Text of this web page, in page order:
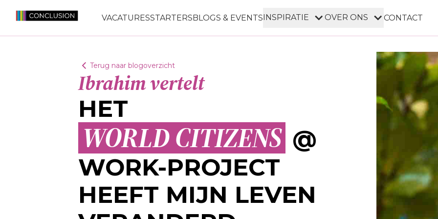
VACATURESSTARTERSBLOGS & EVENTSINSPIRATIE OVER ONS CONTACT
Terug naar blogoverzicht
Ibrahim vertelt
HET
WORLD CITIZENS @
WORK-PROJECT
HEEFT MIJN LEVEN